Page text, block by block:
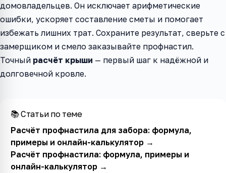
домовладельцев. Он исключает арифметические
ошибки, ускоряет составление сметы и помогает
избежать лишних трат. Сохраните результат, сверьте с
замерщиком и смело заказывайте профнастил.
Точный расчёт крыши — первый шаг к надёжной и
долговечной кровле.
📚 Статьи по теме
Расчёт профнастила для забора: формула,
примеры и онлайн-калькулятор→
Расчёт профнастила: формула, примеры и
онлайн-калькулятор→